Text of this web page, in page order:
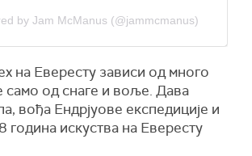
by Jam McManus (@jammcmanus)
на Евересту зависи од много
само од снаге и воље. Дава
вођа Ендрjуове експедиције и
година искуства на Евересту